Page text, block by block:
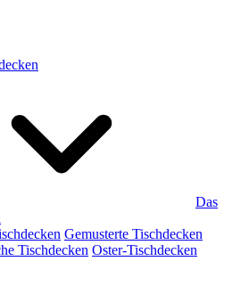
Das
Gemusterte Tischdecken
Tischdecken Oster-Tischdecken